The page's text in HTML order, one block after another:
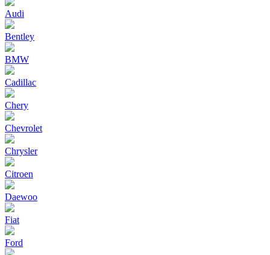
Audi
Bentley
BMW
Cadillac
Chery
Chevrolet
Chrysler
Citroen
Daewoo
Fiat
Ford